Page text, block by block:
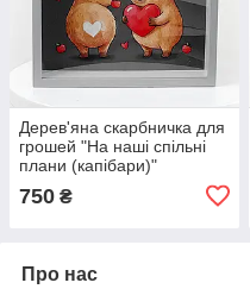
Дерев'яна скарбничка для
грошей "На наші спільні
плани (капібари)"
750 ₴
Про нас